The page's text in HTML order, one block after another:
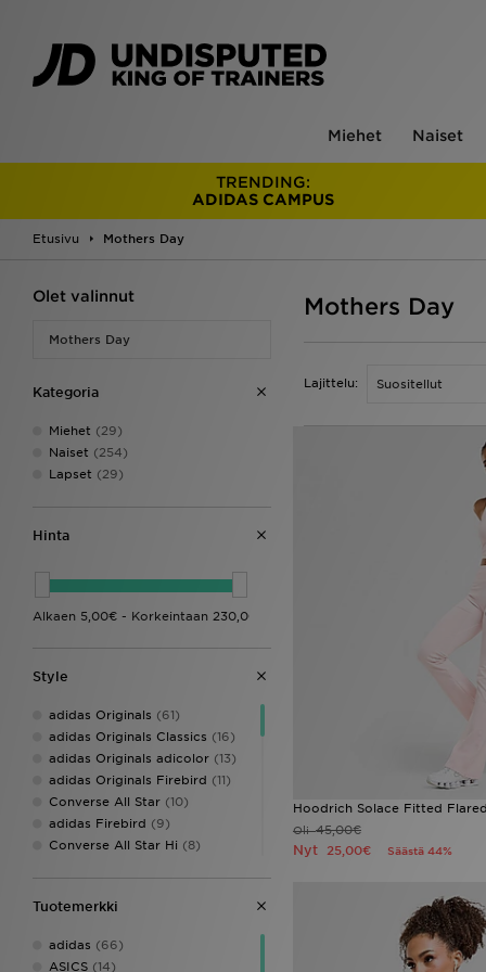
Miehet Naiset
TRENDING:
ADIDAS CAMPUS
Etusivu Mothers Day
Olet valinnut
Mothers Day
Kategoria
Miehet (29)
Naiset (254)
Lapset (29)
Hinta
Style
adidas Originals (61)
adidas Originals Classics (16)
adidas Originals adicolor (13)
adidas Originals Firebird (11)
Converse All Star (10)
adidas Firebird (9)
Converse All Star Hi (8)
Style Obsessed
Spezial (7)
Nike Air Max
Tuotemerkki
adidas (66)
ASICS (14)
Mothers Day
Lajittelu:
Hoodrich Solace Fitted
Oli45,00€
Nyt 25,00€ Säästä 44%